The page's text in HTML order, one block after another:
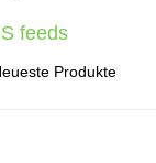
feeds
Produkte